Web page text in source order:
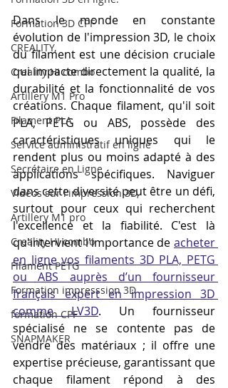
Formation 3D CPF
CREALITY,
Creality Hi combo
Artillery M1 Pro
Filament PLA
Service administratif en ligne
Secrétaire en Ligne
Vidéos sur l'impression 3D,
Artillery M1 pro
Creality HI combo
Filament PETG
Formation impresssion 3D
formation CPF
SNAPMAKER
Dans le monde en constante
évolution de l'impression 3D, le choix
du filament est une décision cruciale
qui impacte directement la qualité, la
durabilité et la fonctionnalité de vos
créations. Chaque filament, qu'il soit
PLA, PETG ou ABS, possède des
caractéristiques uniques qui le
rendent plus ou moins adapté à des
applications spécifiques. Naviguer
dans cette diversité peut être un défi,
surtout pour ceux qui recherchent
l'excellence et la fiabilité. C'est là
qu'intervient l'importance de acheter
en ligne vos filaments 3D PLA, PETG
ou ABS auprès d’un fournisseur
français expert en impression 3D
comme LV3D. Un fournisseur
spécialisé ne se contente pas de
vendre des matériaux ; il offre une
expertise précieuse, garantissant que
chaque filament répond à des